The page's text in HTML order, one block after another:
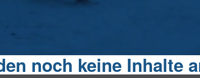
noch keine Inhalte